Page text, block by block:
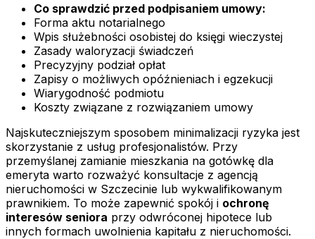
Co sprawdzić przed podpisaniem umowy:
Forma aktu notarialnego
Wpis służebności osobistej do księgi wieczystej
Zasady waloryzacji świadczeń
Precyzyjny podział opłat
Zapisy o możliwych opóźnieniach i egzekucji
Wiarygodność podmiotu
Koszty związane z rozwiązaniem umowy
Najskuteczniejszym sposobem minimalizacji ryzyka jest
skorzystanie z usług profesjonalistów. Przy
przemyślanej zamianie mieszkania na gotówkę dla
emeryta warto rozważyć konsultacje z agencją
nieruchomości w Szczecinie lub wykwalifikowanym
prawnikiem. To może zapewnić spokój i ochronę
interesów seniora przy odwróconej hipotece lub
innych formach uwolnienia kapitału z nieruchomości.